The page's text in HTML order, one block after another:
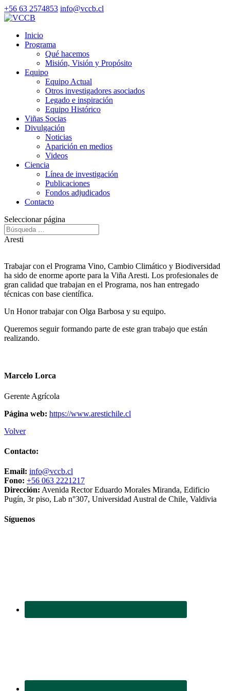
+56 63 2574853 info@vccb.cl
Inicio
Programa
Qué hacemos
Misión, Visión y Propósito
Equipo
Equipo Actual
Otros investigadores asociados
Legado e inspiración
Equipo Histórico
Viñas Socias
Divulgación
Noticias
Aparición en medios
Videos
Ciencia
Línea de investigación
Publicaciones
Fondos adjudicados
Contacto
Seleccionar página
Aresti
Trabajar con el Programa Vino, Cambio Climático y Biodiversidad
ha sido de enorme aporte para la Viña Aresti. Los profesionales de
gran calidad que trabajan en el Programa, nos han entregado
técnicas con base científica.
Un Honor trabajar con Olga Barbosa y su equipo.
Queremos seguir formando parte de este gran trabajo que están
realizando.
Marcelo Lorca
Gerente Agrícola
Página web: https://www.arestichile.cl
Volver
Contacto:
Email: info@vccb.cl
Fono: +56 063 2221217
Dirección: Avenida Rector Eduardo Morales Miranda, Edificio
Pugín, 3r piso, Lab n°307, Universidad Austral de Chile, Valdivia
Síguenos